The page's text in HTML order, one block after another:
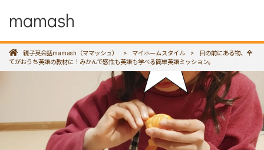
mamash
親子英会話mamash（ママッシュ） > マイホームスタイル >
目の前にある物、全
てがおうち英語の教材に！みかんで感性も英語も学べる簡単英語ミッション。